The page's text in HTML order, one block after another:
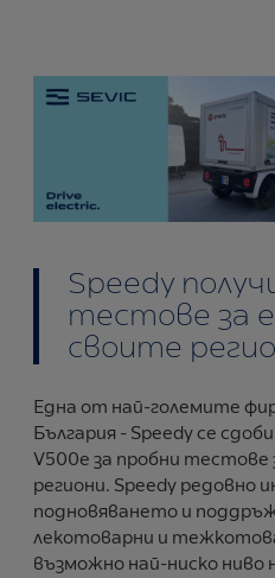
Speedy
тестове за
своите
Една от най-големите
България - Speedy се
V500e за пробни
региони. Speedy редовно
подновяването и
лекотоварни и
възможно най-ниско ниво